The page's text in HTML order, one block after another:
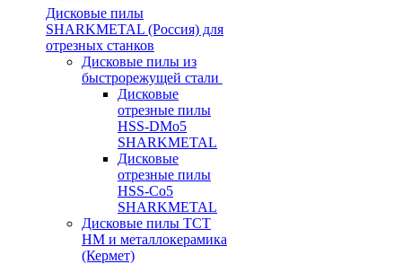
Дисковые пилы
SHARKMETAL (Россия) для
отрезных станков
Дисковые пилы из
быстрорежущей стали
Дисковые
отрезные пилы
HSS-DMo5
SHARKMETAL
Дисковые
отрезные пилы
HSS-Co5
SHARKMETAL
Дисковые пилы ТСТ
НМ и металлокерамика
(Кермет)